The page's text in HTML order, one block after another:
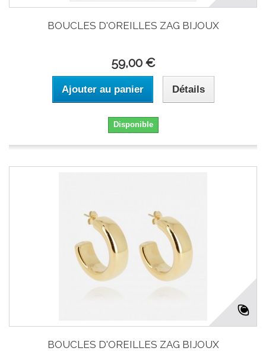
BOUCLES D'OREILLES ZAG BIJOUX
59,00 €
Ajouter au panier Détails
Disponible
BOUCLES D'OREILLES ZAG BIJOUX